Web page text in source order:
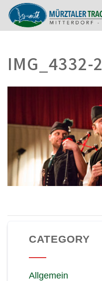
IMG_4332-2
CATEGORY
Allgemein